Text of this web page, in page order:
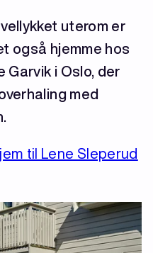
uterom er
også hjemme hos
Garvik i Oslo, der
med
til Lene Sleperud